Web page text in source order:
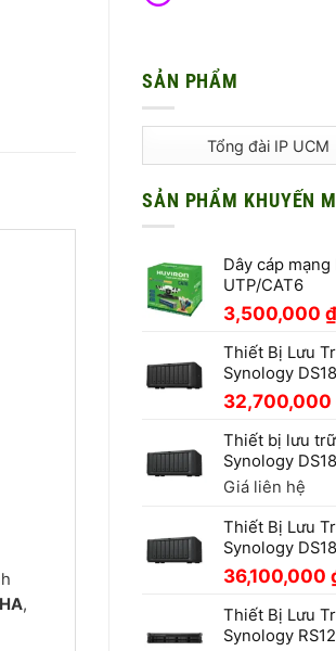
SẢN PHẨM
SẢN PHẨM KHUYẾN
Dây cáp mạng
UTP/CAT6
3,500,000 ₫
Thiết Bị Lưu
Synology
32,700,000
Thiết bị lưu
Synology
Giá liên hệ
Thiết Bị Lưu
Synology
36,100,000
Thiết Bị Lưu
Synology
,